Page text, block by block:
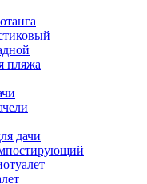
пляжа
дачи